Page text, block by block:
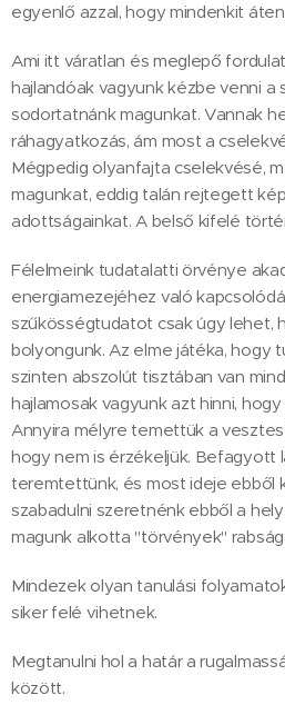
egyenlő azzal, hogy mindenkit
Ami itt váratlan és meglepő
hajlandóak vagyunk kézbe venni
sodortatnánk magunkat. Vannak
ráhagyatkozás, ám most a
Mégpedig olyanfajta cselekvésé,
magunkat, eddig talán rejtegett
adottságainkat. A belső kifelé
Félelmeink tudatalatti örvénye
energiamezejéhez való
szűkösségtudatot csak úgy lehet,
bolyongunk. Az elme játéka, hogy
szinten abszolút tisztában van
hajlamosak vagyunk azt hinni,
Annyira mélyre temettük a
hogy nem is érzékeljük. Befagyott
teremtettünk, és most ideje ebből
szabadulni szeretnénk ebből a
magunk alkotta "törvények"
Mindezek olyan tanulási
siker felé vihetnek.
Megtanulni hol a határ a
között.